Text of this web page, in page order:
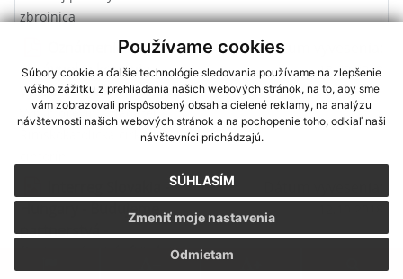
Používame cookies
Súbory cookie a ďalšie technológie sledovania používame na zlepšenie
vášho zážitku z prehliadania našich webových stránok, na to, aby sme
vám zobrazovali prispôsobený obsah a cielené reklamy, na analýzu
návštevnosti našich webových stránok a na pochopenie toho, odkiaľ naši
návštevníci prichádzajú.
SÚHLASÍM
Odmietam
Zmeniť moje nastavenia
zbrojnica
Oznámenie o začatí
správneho konania -
výrub stromov| 0.93 Mb
Dátum vyvesenia:
18.10.2018
Výrub drevín - žiadateľ
Rímskokatolícka cirkev -
Interreg Slovakia -
Hungary - Budujeme
partnerstvá -
|
1.65 Mb